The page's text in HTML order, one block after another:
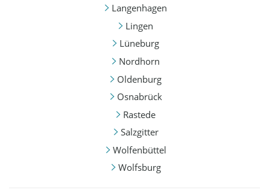
Langenhagen
Lingen
Lüneburg
Nordhorn
Oldenburg
Osnabrück
Rastede
Salzgitter
Wolfenbüttel
Wolfsburg